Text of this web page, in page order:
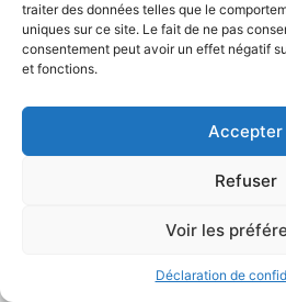
traiter des données telles que le
uniques sur ce site. Le fait de ne pas
consentement peut avoir un effet négatif
et fonctions.
Accepter
Refuser
Voir les
Déclaration de
© Gouvernement du